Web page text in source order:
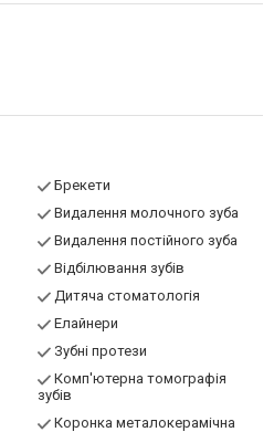
Брекети
Видалення молочного зуба
Видалення постійного зуба
Відбілювання зубів
Дитяча стоматологія
Елайнери
Зубні протези
Комп'ютерна томографія
зубів
Коронка металокерамічна